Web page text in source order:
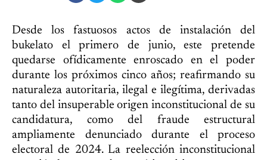
Desde los fastuosos actos de instalación del
bukelato el primero de junio, este pretende
quedarse ofídicamente enroscado en el poder
durante los próximos cinco años; reafirmando su
naturaleza autoritaria, ilegal e ilegítima, derivadas
tanto del insuperable origen inconstitucional de su
candidatura, como del fraude estructural
ampliamente denunciado durante el proceso
electoral de 2024. La reelección inconstitucional